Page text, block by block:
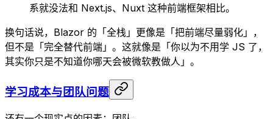
系就没法和 Next.js、Nuxt 这种前端框架相比。
换句话说，Blazor 的「全栈」更像是「把前端尽量弱化」，
但不是「完全替代前端」。这就像是「你以为不用学 JS 了，
其实你只是不知道你哪天会被微软教做人」。
学习成本与团队问题